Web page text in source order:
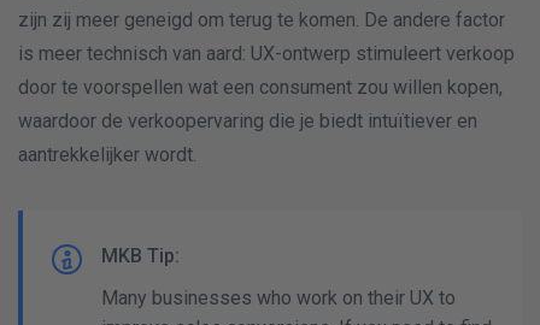
zijn zij meer geneigd om terug te komen. De andere factor
is meer technisch van aard: UX-ontwerp stimuleert verkoop
door te voorspellen wat een consument zou willen kopen,
waardoor de verkoopervaring die je biedt intuïtiever en
aantrekkelijker wordt.
MKB Tip:
Many businesses who work on their UX to